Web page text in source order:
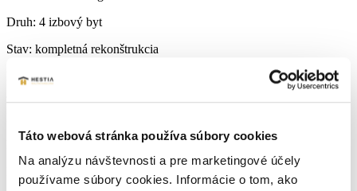
Táto webová stránka používa súbory cookies
Na analýzu návštevnosti a pre marketingové účely
používame súbory cookies. Informácie o tom, ako
Druh: 4 izbový byt
Stav: kompletná rekonštrukcia
Počet izieb:
Počet izieb:4
Počet WC: 1